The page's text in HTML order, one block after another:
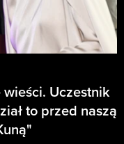
Uczestnik
to przed naszą